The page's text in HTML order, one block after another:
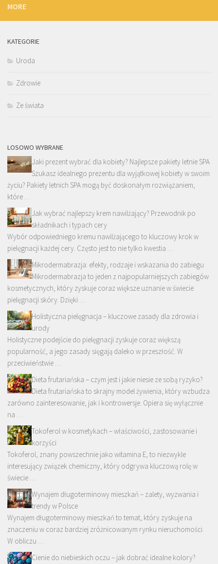
MORE
KATEGORIE
Uroda
Zdrowie
Ze świata
LOSOWO WYBRANE
Jaki prezent wybrać dla kobiety? Najlepsze pakiety letnie SPA
Szukasz idealnego prezentu dla wyjątkowej kobiety w swoim
życiu? Pakiety letnich SPA mogą być doskonałym rozwiązaniem,
które …
Jak wybrać najlepszy krem nawilżający? Przewodnik po
składnikach i typach cery
Wybór odpowiedniego kremu nawilżającego to kluczowy krok w
pielęgnacji każdej cery. Często jest to nie tylko kwestia …
Mikrodermabrazja: efekty, rodzaje i wskazania do zabiegu
Mikrodermabrazja to jeden z najpopularniejszych zabiegów
kosmetycznych, który zyskuje coraz większe uznanie w świecie
pielęgnacji skóry. Dzięki …
Holistyczna pielęgnacja – kluczowe zasady dla zdrowia i
urody
Holistyczne podejście do pielęgnacji zyskuje coraz większą
popularność, a jego zasady sięgają daleko w przeszłość. W
przeciwieństwie …
Dieta frutariańska – czym jest i jakie niesie ze sobą ryzyko?
Dieta frutariańska to skrajny model żywienia, który wzbudza
zarówno zainteresowanie, jak i kontrowersje. Opiera się wyłącznie
na …
Tokoferol w kosmetykach – właściwości, zastosowanie i
korzyści
Tokoferol, znany powszechnie jako witamina E, to niezwykle
interesujący związek chemiczny, który odgrywa kluczową rolę w
świecie …
Wynajem długoterminowy mieszkań – zalety, wyzwania i
trendy w Polsce
Wynajem długoterminowy mieszkań to temat, który zyskuje na
znaczeniu w coraz bardziej zróżnicowanym rynku nieruchomości.
W obliczu …
Cienie do niebieskich oczu – jak dobrać idealne kolory?